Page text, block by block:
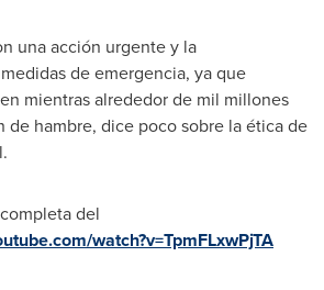
una acción urgente y la
de emergencia, ya que
mientras alrededor de mil millones
de hambre, dice poco sobre la ética de
del
watch?v=TpmFLxwPjTA